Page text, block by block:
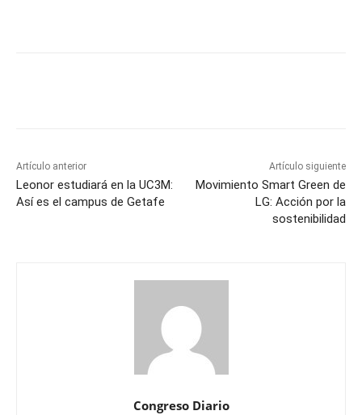
Artículo anterior
Leonor estudiará en la UC3M:
Así es el campus de Getafe
Artículo siguiente
Movimiento Smart Green de
LG: Acción por la
sostenibilidad
Congreso Diario